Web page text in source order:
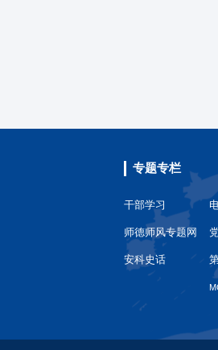
专题专栏
干部学习
师德师风专题网
安科史话